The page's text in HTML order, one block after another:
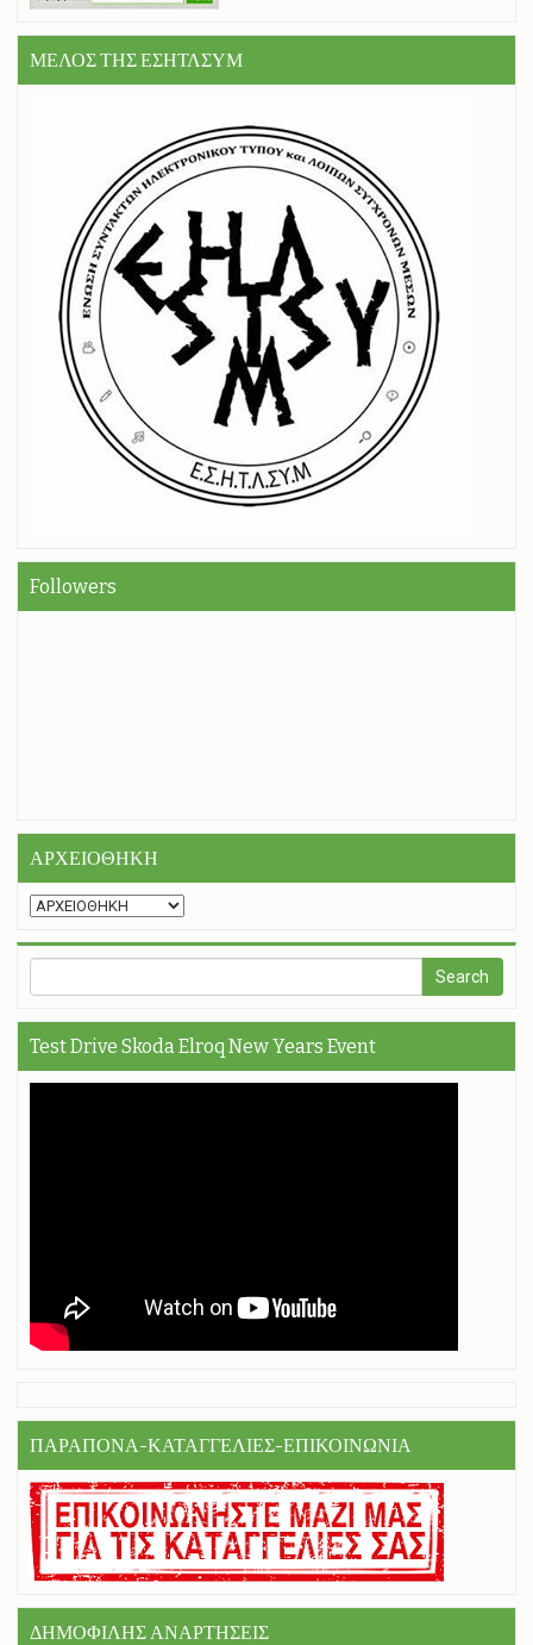
ΜΕΛΟΣ ΤΗΣ ΕΣΗΤΛΣΥΜ
Followers
ΑΡΧΕΙΟΘΗΚΗ
Test Drive Skoda Elroq New Years Event
ΠΑΡΑΠΟΝΑ-ΚΑΤΑΓΓΕΛΙΕΣ-ΕΠΙΚΟΙΝΩΝΙΑ
ΔΗΜΟΦΙΛΗΣ ΑΝΑΡΤΗΣΕΙΣ